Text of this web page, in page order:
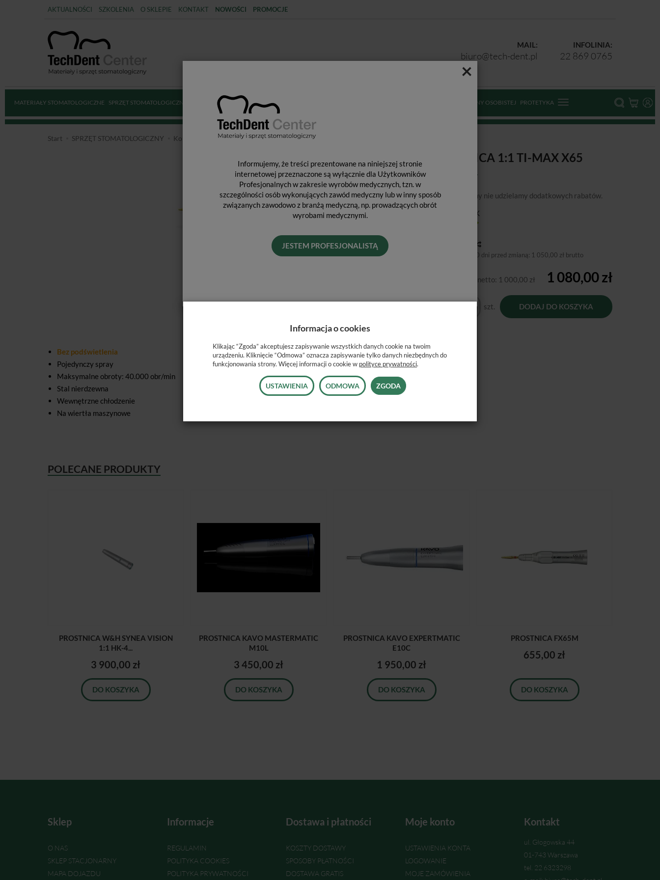
×
Informujemy, że treści prezentowane na niniejszej stronie
internetowej przeznaczone są wyłącznie dla Użytkowników
Profesjonalnych w zakresie wyrobów medycznych, tzn. w
szczególności osób wykonujących zawód medyczny lub w inny sposób
związanych zawodowo z branżą medyczną, np. prowadzących obrót
wyrobami medycznymi.
JESTEM PROFESJONALISTĄ
AKTUALNOŚCI SZKOLENIA O SKLEPIE KONTAKT NOWOŚCI PROMOCJE
INFOLINIA:
22 869 0765
MAIL:
biuro@tech-dent.pl
MATERIAŁY STOMATOLOGICZNE SPRZĘT STOMATOLOGICZNY DEZYNFEKCJA STERYLIZACJA ŚRODKI OCHRONY OSOBISTEJ PROTETYKA
Start SPRZĘT STOMATOLOGICZNY Końcówki stomatologiczne i akcesoria Prostnice
PROSTNICA 1:1 TI-MAX X65
Od podanej ceny nie udzielamy dodatkowych rabatów.
NSK
Najniższa cena 30 dni przed zmianą: 1 050,00 zł brutto
Cena netto: 1 000,00 zł 1 080,00 zł
szt. DODAJ DO KOSZYKA
Bez podświetlenia
Pojedynczy spray
Maksymalne obroty: 40.000 obr/min
Stal nierdzewna
Wewnętrzne chłodzenie
Na wiertła maszynowe
POLECANE PRODUKTY
PROSTNICA W&H SYNEA VISION
1:1 HK-4...
3 900,00 zł
DO KOSZYKA
PROSTNICA KAVO MASTERMATIC
M10L
3 450,00 zł
DO KOSZYKA
PROSTNICA KAVO EXPERTMATIC
E10C
1 950,00 zł
DO KOSZYKA
PROSTNICA FX65M
655,00 zł
DO KOSZYKA
Sklep
O NAS
SKLEP STACJONARNY
MAPA DOJAZDU
Informacje
REGULAMIN
POLITYKA COOKIES
POLITYKA PRYWATNOŚCI
Dostawa i płatności
KOSZTY DOSTAWY
SPOSOBY PŁATNOŚCI
DOSTAWA GRATIS
Moje konto
USTAWIENIA KONTA
LOGOWANIE
MOJE ZAMÓWIENIA
Kontakt
ul. Głogowska 44
01-743 Warszawa
tel. 22 6323298
Informacja o cookies
Klikając “Zgoda” akceptujesz zapisywanie wszystkich danych cookie na twoim
urządzeniu. Kliknięcie “Odmowa” oznacza zapisywanie tylko danych niezbędnych do
funkcjonowania strony. Więcej informacji o cookie w polityce prywatności.
USTAWIENIA ODMOWA ZGODA